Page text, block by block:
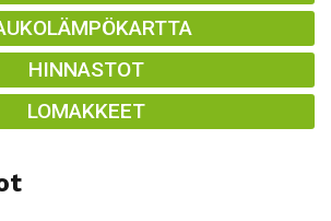
HINNASTOT
LOMAKKEET